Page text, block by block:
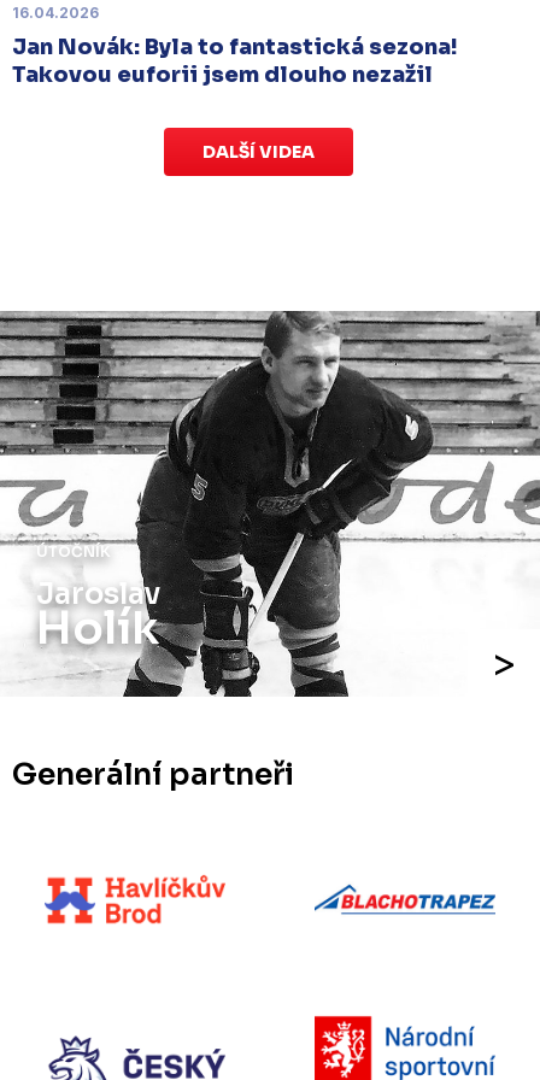
16.04.2026
Jan Novák: Byla to fantastická sezona!
Takovou euforii jsem dlouho nezažil
DALŠÍ VIDEA
ÚTOČNÍK
Jiří
Holík
Generální partneři